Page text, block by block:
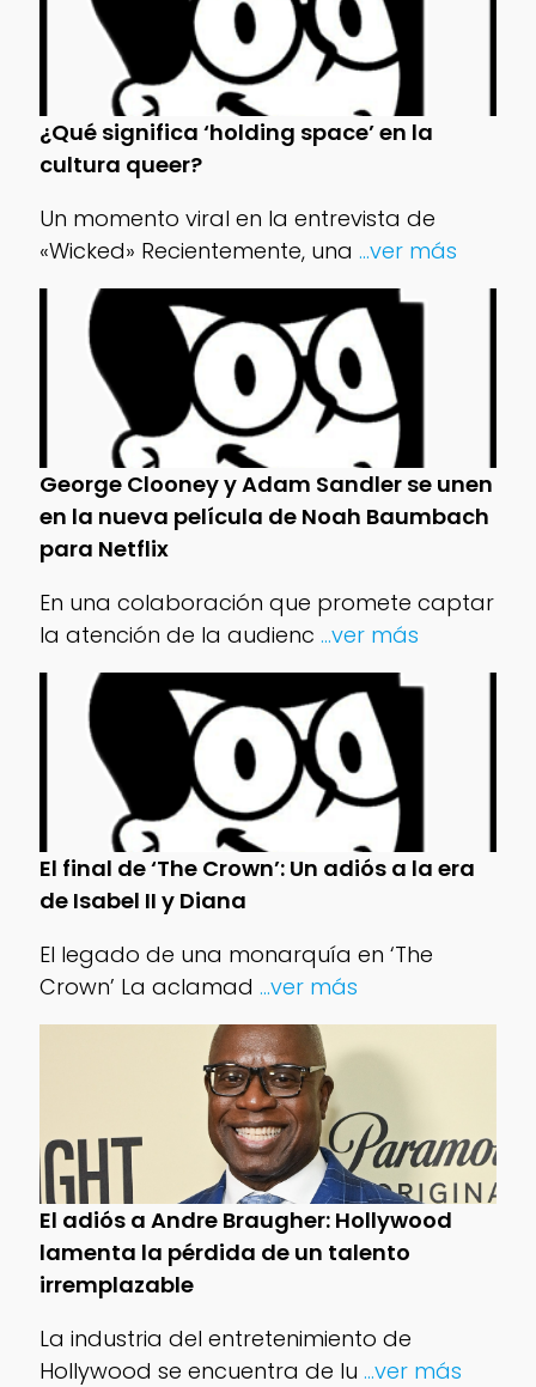
¿Qué significa ‘holding space’ en la
cultura queer?
Un momento viral en la entrevista de
«Wicked» Recientemente, una ...ver más
George Clooney y Adam Sandler se unen
en la nueva película de Noah Baumbach
para Netflix
En una colaboración que promete captar
la atención de la audienc ...ver más
El final de ‘The Crown’: Un adiós a la era
de Isabel II y Diana
El legado de una monarquía en ‘The
Crown’ La aclamad ...ver más
El adiós a Andre Braugher: Hollywood
lamenta la pérdida de un talento
irremplazable
La industria del entretenimiento de
Hollywood se encuentra de lu ...ver más